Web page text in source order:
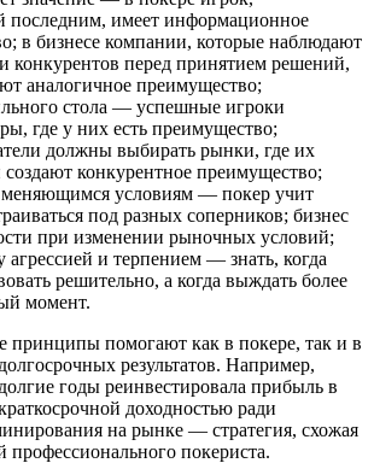
последним, имеет информационное
в бизнесе компании, которые наблюдают
конкурентов перед принятием решений,
аналогичное преимущество;
стола — успешные игроки
где у них есть преимущество;
должны выбирать рынки, где их
конкурентное преимущество;
условиям — покер учит
под разных соперников; бизнес
при изменении рыночных условий;
агрессией и терпением — знать, когда
решительно, а когда выждать более
момент.
принципы помогают как в покере, так и в
результатов. Например,
годы реинвестировала прибыль в
доходностью ради
на рынке — стратегия, схожая
профессионального покериста.